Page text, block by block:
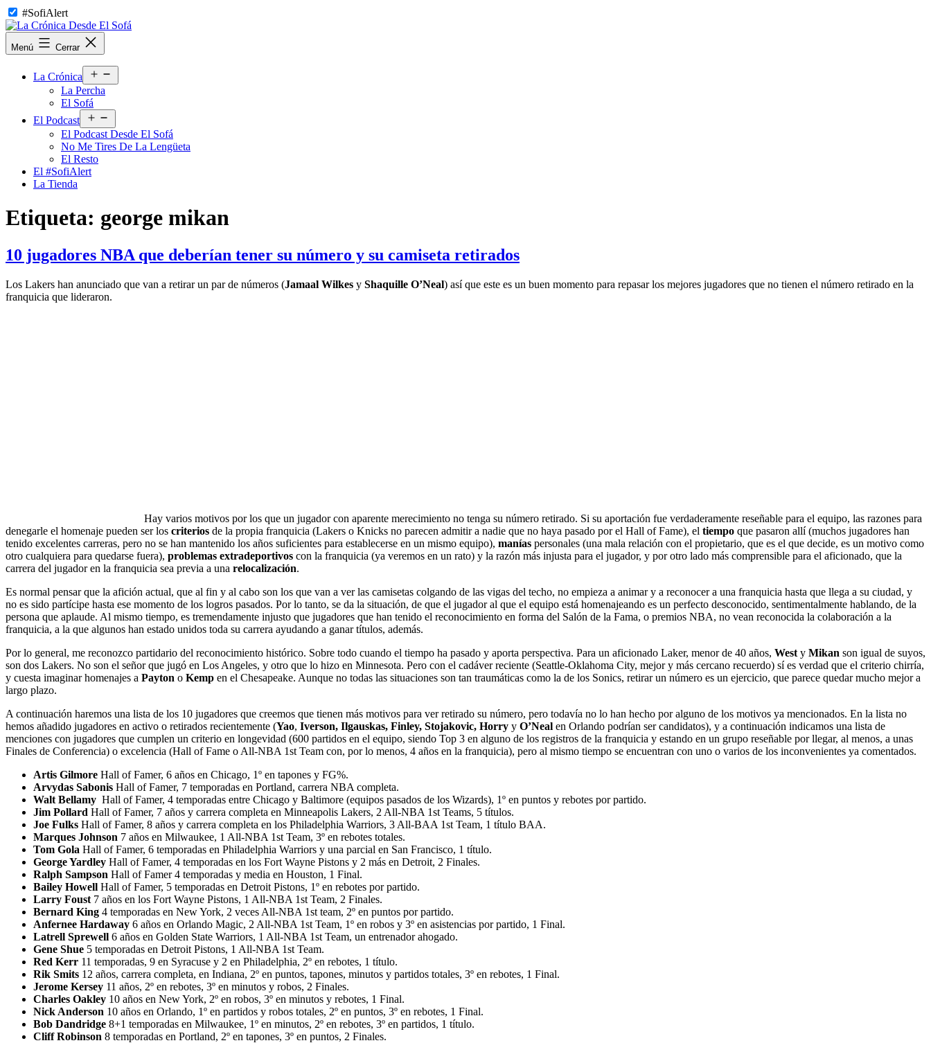
Saltar
al
contenido
#SofiAlert
La
Crónica
Menú Cerrar
La Crónica
el
La Percha
El Sofá
El Podcast
el
menú
El Podcast Desde El Sofá
No Me Tires De La Lengüeta
El Resto
El #SofiAlert
La Tienda
Etiqueta: george mikan
10 jugadores NBA que deberían tener su número y su camiseta retirados
Los Lakers han anunciado que van a retirar un par de números (Jamaal Wilkes y Shaquille O’Neal) así que este es un buen momento para repasar los mejores jugadores que no tienen el número retirado en la
franquicia que lideraron.
Hay varios motivos por los que un jugador con aparente merecimiento no tenga su número retirado. Si su aportación fue verdaderamente reseñable para el equipo, las razones para
denegarle el homenaje pueden ser los criterios de la propia franquicia (Lakers o Knicks no parecen admitir a nadie que no haya pasado por el Hall of Fame), el tiempo que pasaron allí (muchos jugadores han
tenido excelentes carreras, pero no se han mantenido los años suficientes para establecerse en un mismo equipo), manías personales (una mala relación con el propietario, que es el que decide, es un motivo como
otro cualquiera para quedarse fuera), problemas extradeportivos con la franquicia (ya veremos en un rato) y la razón más injusta para el jugador, y por otro lado más comprensible para el aficionado, que la
carrera del jugador en la franquicia sea previa a una relocalización.
Es normal pensar que la afición actual, que al fin y al cabo son los que van a ver las camisetas colgando de las vigas del techo, no empieza a animar y a reconocer a una franquicia hasta que llega a su ciudad, y
no es sido partícipe hasta ese momento de los logros pasados. Por lo tanto, se da la situación, de que el jugador al que el equipo está homenajeando es un perfecto desconocido, sentimentalmente hablando, de la
persona que aplaude. Al mismo tiempo, es tremendamente injusto que jugadores que han tenido el reconocimiento en forma del Salón de la Fama, o premios NBA, no vean reconocida la colaboración a la
franquicia, a la que algunos han estado unidos toda su carrera ayudando a ganar títulos, además.
Por lo general, me reconozco partidario del reconocimiento histórico. Sobre todo cuando el tiempo ha pasado y aporta perspectiva. Para un aficionado Laker, menor de 40 años, West y Mikan son igual de suyos,
son dos Lakers. No son el señor que jugó en Los Angeles, y otro que lo hizo en Minnesota. Pero con el cadáver reciente (Seattle-Oklahoma City, mejor y más cercano recuerdo) sí es verdad que el criterio chirría,
y cuesta imaginar homenajes a Payton o Kemp en el Chesapeake. Aunque no todas las situaciones son tan traumáticas como la de los Sonics, retirar un número es un ejercicio, que parece quedar mucho mejor a
largo plazo.
A continuación haremos una lista de los 10 jugadores que creemos que tienen más motivos para ver retirado su número, pero todavía no lo han hecho por alguno de los motivos ya mencionados. En la lista no
hemos añadido jugadores en activo o retirados recientemente (Yao, Iverson, Ilgauskas, Finley, Stojakovic, Horry y O’Neal en Orlando podrían ser candidatos), y a continuación indicamos una lista de
menciones con jugadores que cumplen un criterio en longevidad (600 partidos en el equipo, siendo Top 3 en alguno de los registros de la franquicia y estando en un grupo reseñable por llegar, al menos, a unas
Finales de Conferencia) o excelencia (Hall of Fame o All-NBA 1st Team con, por lo menos, 4 años en la franquicia), pero al mismo tiempo se encuentran con uno o varios de los inconvenientes ya comentados.
Artis Gilmore Hall of Famer, 6 años en Chicago, 1º en tapones y FG%.
Arvydas Sabonis Hall of Famer, 7 temporadas en Portland, carrera NBA completa.
Walt Bellamy Hall of Famer, 4 temporadas entre Chicago y Baltimore (equipos pasados de los Wizards), 1º en puntos y rebotes por partido.
Jim Pollard Hall of Famer, 7 años y carrera completa en Minneapolis Lakers, 2 All-NBA 1st Teams, 5 títulos.
Joe Fulks Hall of Famer, 8 años y carrera completa en los Philadelphia Warriors, 3 All-BAA 1st Team, 1 título BAA.
Marques Johnson 7 años en Milwaukee, 1 All-NBA 1st Team, 3º en rebotes totales.
Tom Gola Hall of Famer, 6 temporadas en Philadelphia Warriors y una parcial en San Francisco, 1 título.
George Yardley Hall of Famer, 4 temporadas en los Fort Wayne Pistons y 2 más en Detroit, 2 Finales.
Ralph Sampson Hall of Famer 4 temporadas y media en Houston, 1 Final.
Bailey Howell Hall of Famer, 5 temporadas en Detroit Pistons, 1º en rebotes por partido.
Larry Foust 7 años en los Fort Wayne Pistons, 1 All-NBA 1st Team, 2 Finales.
Bernard King 4 temporadas en New York, 2 veces All-NBA 1st team, 2º en puntos por partido.
Anfernee Hardaway 6 años en Orlando Magic, 2 All-NBA 1st Team, 1º en robos y 3º en asistencias por partido, 1 Final.
Latrell Sprewell 6 años en Golden State Warriors, 1 All-NBA 1st Team, un entrenador ahogado.
Gene Shue 5 temporadas en Detroit Pistons, 1 All-NBA 1st Team.
Red Kerr 11 temporadas, 9 en Syracuse y 2 en Philadelphia, 2º en rebotes, 1 título.
Rik Smits 12 años, carrera completa, en Indiana, 2º en puntos, tapones, minutos y partidos totales, 3º en rebotes, 1 Final.
Jerome Kersey 11 años, 2º en rebotes, 3º en minutos y robos, 2 Finales.
Charles Oakley 10 años en New York, 2º en robos, 3º en minutos y rebotes, 1 Final.
Nick Anderson 10 años en Orlando, 1º en partidos y robos totales, 2º en puntos, 3º en rebotes, 1 Final.
Bob Dandridge 8+1 temporadas en Milwaukee, 1º en minutos, 2º en rebotes, 3º en partidos, 1 título.
Cliff Robinson 8 temporadas en Portland, 2º en tapones, 3º en puntos, 2 Finales.